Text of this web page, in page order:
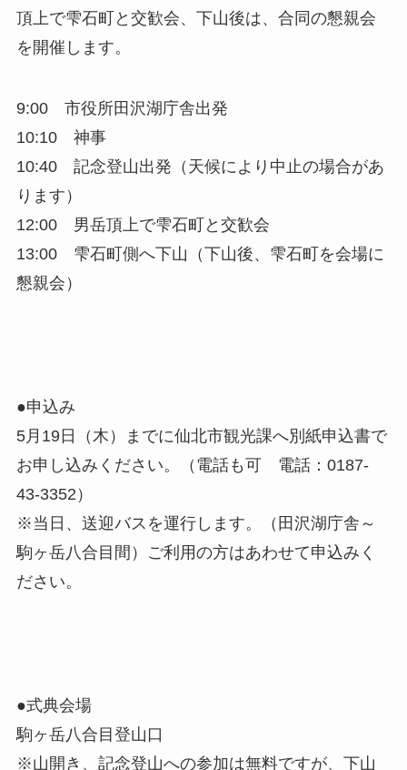
頂上で雫石町と交歓会、下山後は、合同の懇親会
を開催します。
9:00 市役所田沢湖庁舎出発
10:10 神事
10:40 記念登山出発（天候により中止の場合があ
ります）
12:00 男岳頂上で雫石町と交歓会
13:00 雫石町側へ下山（下山後、雫石町を会場に
懇親会）
●申込み
5月19日（木）までに仙北市観光課へ別紙申込書で
お申し込みください。（電話も可 電話：0187-
43-3352）
※当日、送迎バスを運行します。（田沢湖庁舎～
駒ヶ岳八合目間）ご利用の方はあわせて申込みく
ださい。
●式典会場
駒ヶ岳八合目登山口
※山開き、記念登山への参加は無料ですが、下山